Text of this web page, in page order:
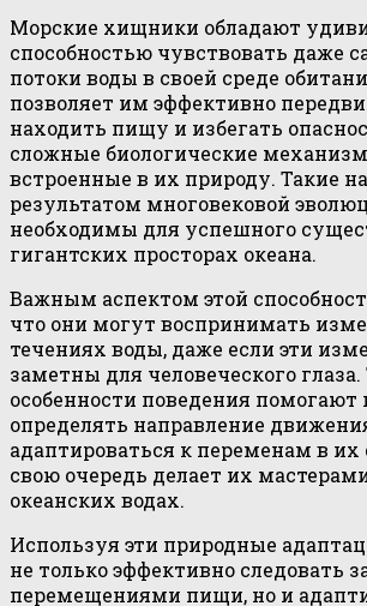
Морские хищники обладают
способностью чувствовать даже
потоки воды в своей среде
позволяет им эффективно
находить пищу и избегать
сложные биологические
встроенные в их природу. Такие
результатом многовековой
необходимы для успешного
гигантских просторах океана.
Важным аспектом этой
что они могут воспринимать
течениях воды, даже если эти
заметны для человеческого глаза.
особенности поведения помогают
определять направление
адаптироваться к переменам в их
свою очередь делает их
океанских водах.
Используя эти природные
не только эффективно следовать
перемещениями пищи, но и